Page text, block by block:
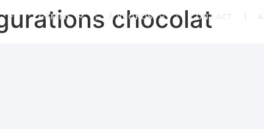
GAMME À PROPOS CONTACT
chocolat